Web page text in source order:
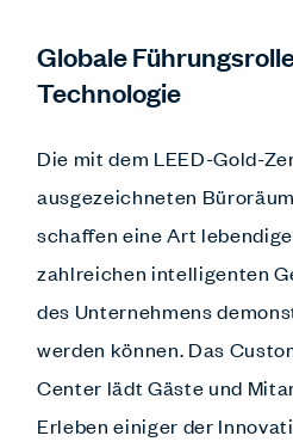
Globale
Technologie
Die mit dem LEED-Gold-
ausgezeichneten
schaffen eine Art
zahlreichen intelligenten
des Unternehmens
werden können. Das
Center lädt Gäste und
Erleben einiger der